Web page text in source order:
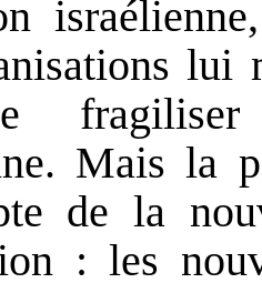
lui
fragiliser
Mais la
de la
: les